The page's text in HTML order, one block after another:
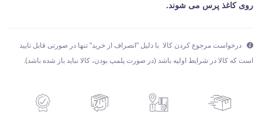
روی کاغذ پرس می شوند.
درخواست مرجوع کردن کالا با دلیل "انصراف از خرید" تنها در صورتی قابل تایید
است که کالا در شرایط اولیه باشد (در صورت پلمپ بودن، کالا نباید باز شده باشد).